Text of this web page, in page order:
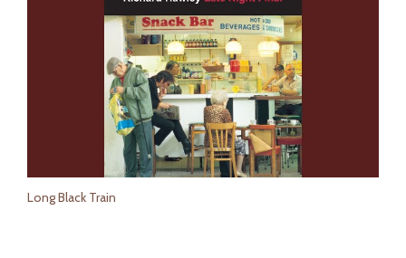
Long Black Train